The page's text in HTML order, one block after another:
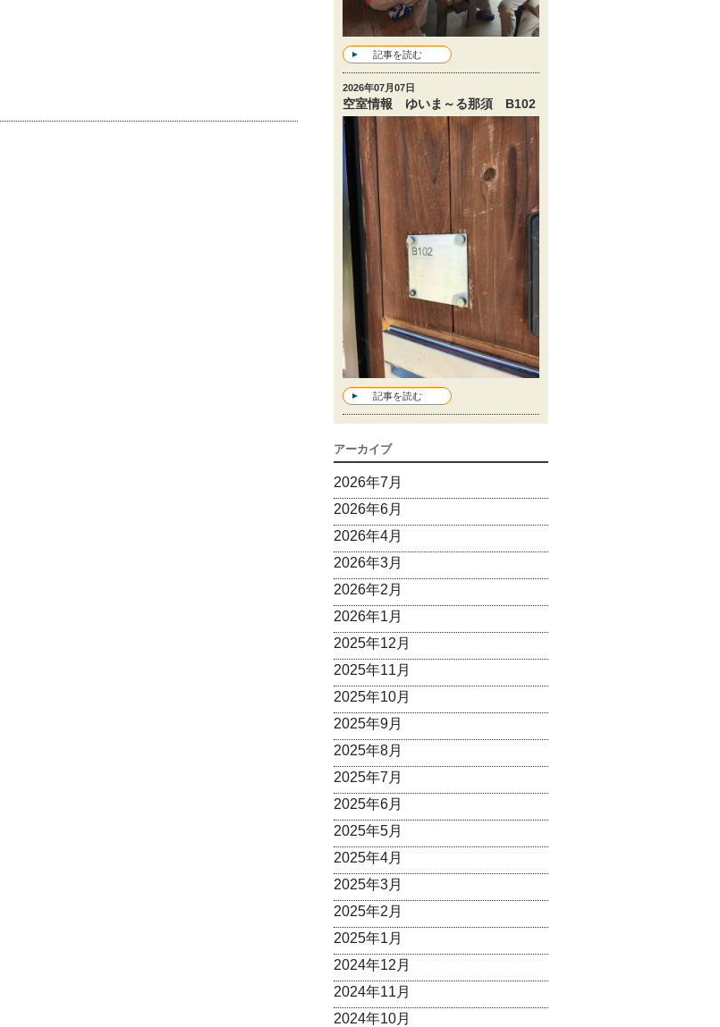
記事を読む
2026年07月07日
空室情報 ゆいま～る那須 B102
記事を読む
アーカイブ
2026年7月
2026年6月
2026年4月
2026年3月
2026年2月
2026年1月
2025年12月
2025年11月
2025年10月
2025年9月
2025年8月
2025年7月
2025年6月
2025年5月
2025年4月
2025年3月
2025年2月
2025年1月
2024年12月
2024年11月
2024年10月